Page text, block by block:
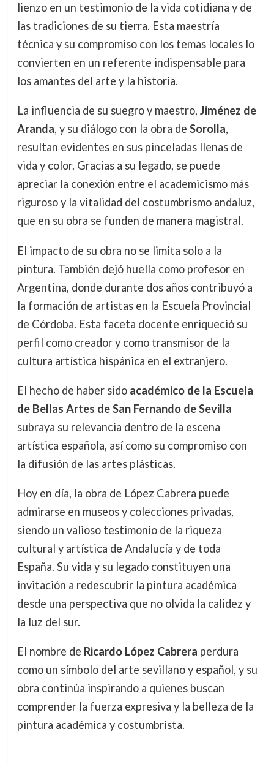
lienzo en un testimonio de la vida cotidiana y de
las tradiciones de su tierra. Esta maestría
técnica y su compromiso con los temas locales lo
convierten en un referente indispensable para
los amantes del arte y la historia.
La influencia de su suegro y maestro, Jiménez de
Aranda, y su diálogo con la obra de Sorolla,
resultan evidentes en sus pinceladas llenas de
vida y color. Gracias a su legado, se puede
apreciar la conexión entre el academicismo más
riguroso y la vitalidad del costumbrismo andaluz,
que en su obra se funden de manera magistral.
El impacto de su obra no se limita solo a la
pintura. También dejó huella como profesor en
Argentina, donde durante dos años contribuyó a
la formación de artistas en la Escuela Provincial
de Córdoba. Esta faceta docente enriqueció su
perfil como creador y como transmisor de la
cultura artística hispánica en el extranjero.
El hecho de haber sido académico de la Escuela
de Bellas Artes de San Fernando de Sevilla
subraya su relevancia dentro de la escena
artística española, así como su compromiso con
la difusión de las artes plásticas.
Hoy en día, la obra de López Cabrera puede
admirarse en museos y colecciones privadas,
siendo un valioso testimonio de la riqueza
cultural y artística de Andalucía y de toda
España. Su vida y su legado constituyen una
invitación a redescubrir la pintura académica
desde una perspectiva que no olvida la calidez y
la luz del sur.
El nombre de Ricardo López Cabrera perdura
como un símbolo del arte sevillano y español, y su
obra continúa inspirando a quienes buscan
comprender la fuerza expresiva y la belleza de la
pintura académica y costumbrista.